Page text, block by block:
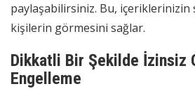
paylaşabilirsiniz. Bu, içeriklerinizin
kişilerin görmesini sağlar.
Dikkatli Bir Şekilde İzinsiz
Engelleme